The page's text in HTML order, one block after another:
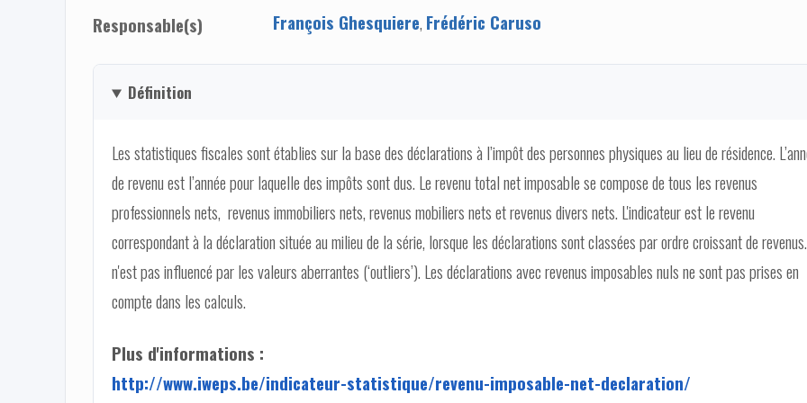
Responsable(s)
François Ghesquiere, Frédéric Caruso
Définition
Les statistiques fiscales sont établies sur la base des déclarations à l’impôt des personnes physiques au lieu de résidence.
de revenu est l’année pour laquelle des impôts sont dus. Le revenu total net imposable se compose de tous les revenus
professionnels nets, revenus immobiliers nets, revenus mobiliers nets et revenus divers nets. L'indicateur est le revenu
correspondant à la déclaration située au milieu de la série, lorsque les déclarations sont classées par ordre croissant de
n'est pas influencé par les valeurs aberrantes (‘outliers’). Les déclarations avec revenus imposables nuls ne sont pas prises en
compte dans les calculs.
Plus d'informations :
http://www.iweps.be/indicateur-statistique/revenu-imposable-net-declaration/